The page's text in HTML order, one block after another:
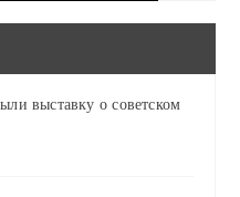
выставку о советском